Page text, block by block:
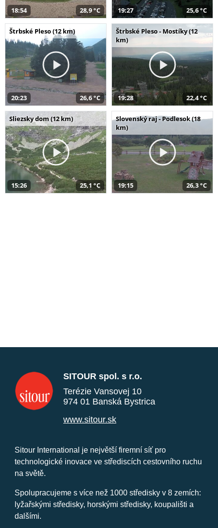
18:54 28,9 °C 19:27 25,6 °C
Štrbské Pleso (12 km)
20:23 26,6 °C
Štrbské Pleso - Mostíky (12
km)
19:28 22,4 °C
Sliezsky dom (12 km)
15:26 25,1 °C
Slovenský raj - Podlesok (18
km)
19:15 26,3 °C
SITOUR spol. s r.o.
Terézie Vansovej 10
974 01 Banská Bystrica
www.sitour.sk
Sitour International je největší firemní síť pro
technologické inovace ve střediscích cestovního ruchu
na světě.
Spolupracujeme s více než 1000 středisky v 8 zemích:
lyžařskými středisky, horskými středisky, koupališti a
dalšími.